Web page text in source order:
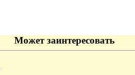
Может заинтересовать